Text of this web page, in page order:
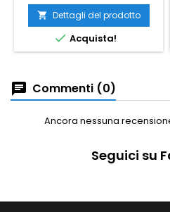
 Dettagli del prodotto
 Acquista!
Commenti (0)
Ancora nessuna
Seguici su